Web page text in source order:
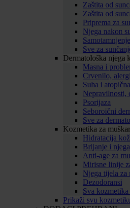
Zaštita od
Zaštita od
Priprema za
Njega nakon
Samotamnjenje
Sve za
Dermatološka njega
Masna i
Crvenilo,
Suha i
Nepravilnosti,
Psorijaza
Seboroični
Sve za
Kozmetika za
Hidratacija
Brijanje i
Anti-age za
Mirisne linije
Njega tijela za
Dezodoransi
Sva
Prikaži svu